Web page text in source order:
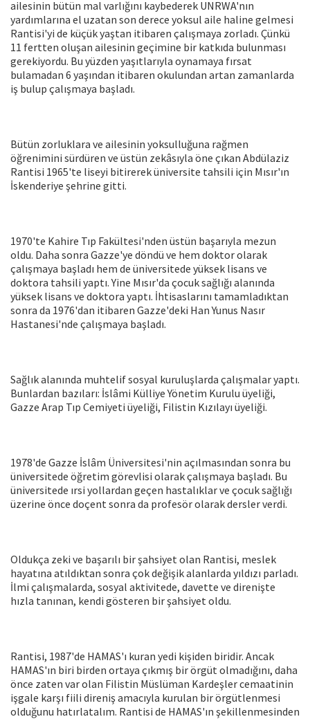
ailesinin bütün mal varlığını kaybederek UNRWA'nın
yardımlarına el uzatan son derece yoksul aile haline gelmesi
Rantisi'yi de küçük yaştan itibaren çalışmaya zorladı. Çünkü
11 fertten oluşan ailesinin geçimine bir katkıda bulunması
gerekiyordu. Bu yüzden yaşıtlarıyla oynamaya fırsat
bulamadan 6 yaşından itibaren okulundan artan zamanlarda
iş bulup çalışmaya başladı.
Bütün zorluklara ve ailesinin yoksulluğuna rağmen
öğrenimini sürdüren ve üstün zekâsıyla öne çıkan Abdülaziz
Rantisi 1965'te liseyi bitirerek üniversite tahsili için Mısır'ın
İskenderiye şehrine gitti.
1970'te Kahire Tıp Fakültesi'nden üstün başarıyla mezun
oldu. Daha sonra Gazze'ye döndü ve hem doktor olarak
çalışmaya başladı hem de üniversitede yüksek lisans ve
doktora tahsili yaptı. Yine Mısır'da çocuk sağlığı alanında
yüksek lisans ve doktora yaptı. İhtisaslarını tamamladıktan
sonra da 1976'dan itibaren Gazze'deki Han Yunus Nasır
Hastanesi'nde çalışmaya başladı.
Sağlık alanında muhtelif sosyal kuruluşlarda çalışmalar yaptı.
Bunlardan bazıları: İslâmi Külliye Yönetim Kurulu üyeliği,
Gazze Arap Tıp Cemiyeti üyeliği, Filistin Kızılayı üyeliği.
1978'de Gazze İslâm Üniversitesi'nin açılmasından sonra bu
üniversitede öğretim görevlisi olarak çalışmaya başladı. Bu
üniversitede ırsi yollardan geçen hastalıklar ve çocuk sağlığı
üzerine önce doçent sonra da profesör olarak dersler verdi.
Oldukça zeki ve başarılı bir şahsiyet olan Rantisi, meslek
hayatına atıldıktan sonra çok değişik alanlarda yıldızı parladı.
İlmi çalışmalarda, sosyal aktivitede, davette ve direnişte
hızla tanınan, kendi gösteren bir şahsiyet oldu.
Rantisi, 1987'de HAMAS'ı kuran yedi kişiden biridir. Ancak
HAMAS'ın biri birden ortaya çıkmış bir örgüt olmadığını, daha
önce zaten var olan Filistin Müslüman Kardeşler cemaatinin
işgale karşı fiili direniş amacıyla kurulan bir örgütlenmesi
olduğunu hatırlatalım. Rantisi de HAMAS'ın şekillenmesinden